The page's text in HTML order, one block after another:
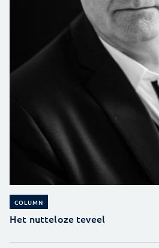
COLUMN
Het nutteloze teveel